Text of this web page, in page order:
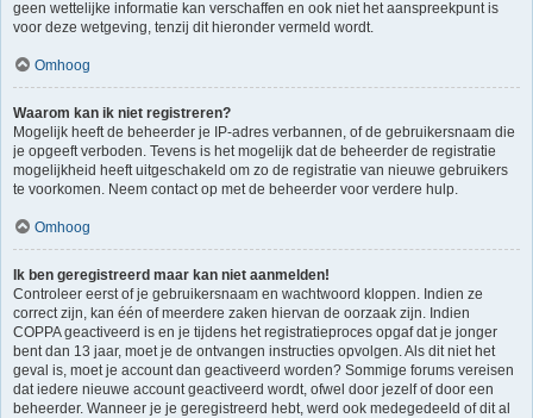
geen wettelijke informatie kan verschaffen en ook niet het aanspreekpunt is
voor deze wetgeving, tenzij dit hieronder vermeld wordt.
Omhoog
Waarom kan ik niet registreren?
Mogelijk heeft de beheerder je IP-adres verbannen, of de gebruikersnaam die
je opgeeft verboden. Tevens is het mogelijk dat de beheerder de registratie
mogelijkheid heeft uitgeschakeld om zo de registratie van nieuwe gebruikers
te voorkomen. Neem contact op met de beheerder voor verdere hulp.
Omhoog
Ik ben geregistreerd maar kan niet aanmelden!
Controleer eerst of je gebruikersnaam en wachtwoord kloppen. Indien ze
correct zijn, kan één of meerdere zaken hiervan de oorzaak zijn. Indien
COPPA geactiveerd is en je tijdens het registratieproces opgaf dat je jonger
bent dan 13 jaar, moet je de ontvangen instructies opvolgen. Als dit niet het
geval is, moet je account dan geactiveerd worden? Sommige forums vereisen
dat iedere nieuwe account geactiveerd wordt, ofwel door jezelf of door een
beheerder. Wanneer je je geregistreerd hebt, werd ook medegedeeld of dit al